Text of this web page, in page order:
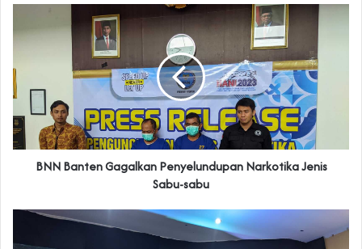
BNN Banten Gagalkan Penyelundupan Narkotika Jenis
Sabu-sabu